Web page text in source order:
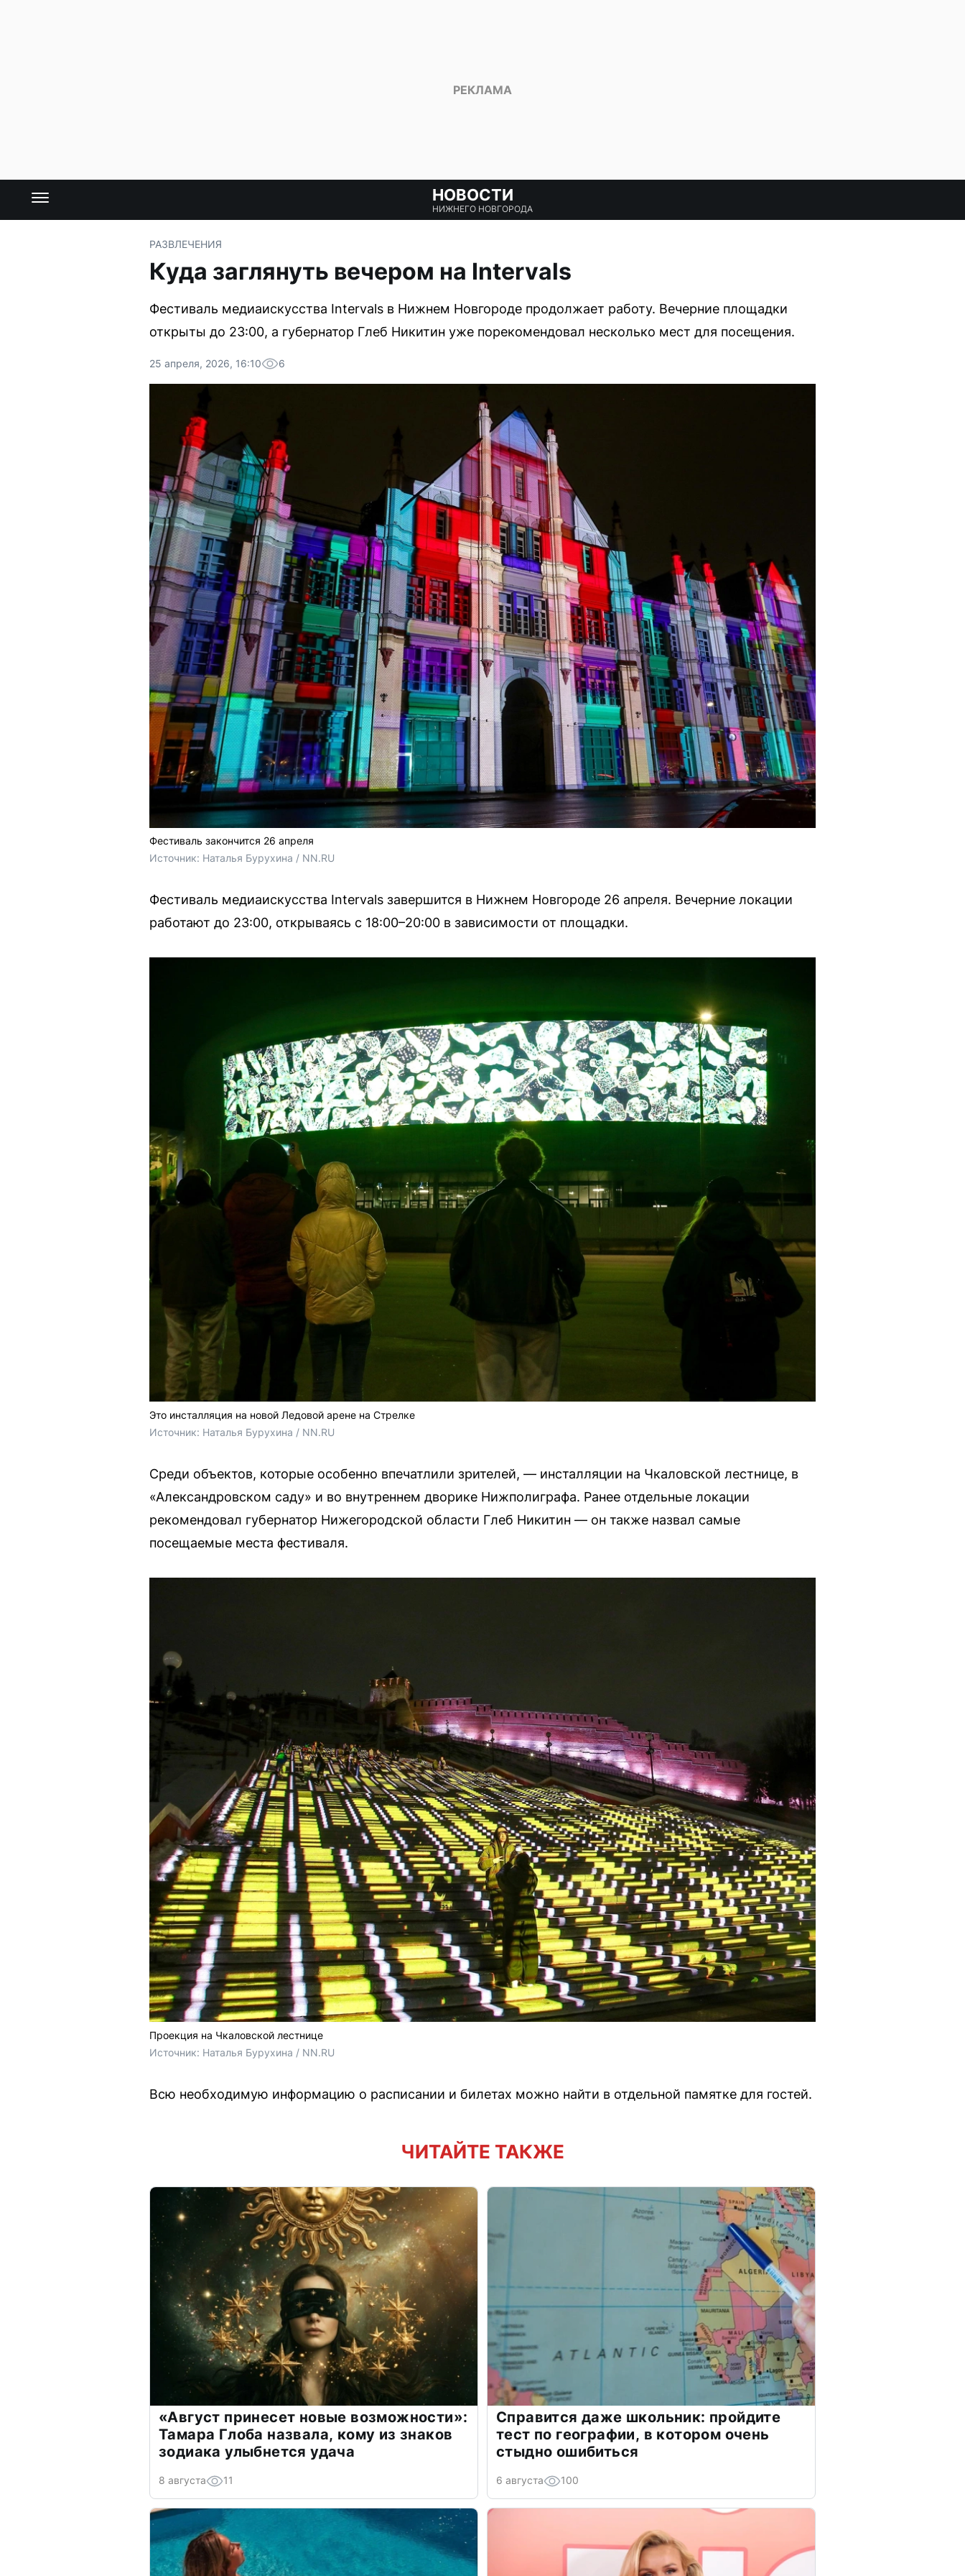
НОВОСТИ
НИЖНЕГО НОВГОРОДА
РАЗВЛЕЧЕНИЯ
Куда заглянуть вечером на Intervals
Фестиваль медиаискусства Intervals в Нижнем Новгороде продолжает работу. Вечерние площадки
открыты до 23:00, а губернатор Глеб Никитин уже порекомендовал несколько мест для посещения.
25 апреля, 2026, 16:10 6
Фестиваль закончится 26 апреля
Источник: Наталья Бурухина / NN.RU
Фестиваль медиаискусства Intervals завершится в Нижнем Новгороде 26 апреля. Вечерние локации
работают до 23:00, открываясь с 18:00–20:00 в зависимости от площадки.
Это инсталляция на новой Ледовой арене на Стрелке
Источник: Наталья Бурухина / NN.RU
Среди объектов, которые особенно впечатлили зрителей, — инсталляции на Чкаловской лестнице, в
«Александровском саду» и во внутреннем дворике Нижполиграфа. Ранее отдельные локации
рекомендовал губернатор Нижегородской области Глеб Никитин — он также назвал самые
посещаемые места фестиваля.
Проекция на Чкаловской лестнице
Источник: Наталья Бурухина / NN.RU
Всю необходимую информацию о расписании и билетах можно найти в отдельной памятке для гостей.
ЧИТАЙТЕ ТАКЖЕ
«Август принесет новые возможности»:
Тамара Глоба назвала, кому из знаков
зодиака улыбнется удача
8 августа 11
Справится даже школьник: пройдите
тест по географии, в котором очень
стыдно ошибиться
6 августа 100